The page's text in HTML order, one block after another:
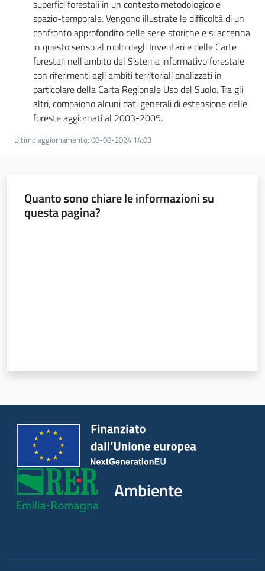
superfici forestali in un contesto metodologico e
spazio-temporale. Vengono illustrate le difficoltà di un
confronto approfondito delle serie storiche e si accenna
in questo senso al ruolo degli Inventari e delle Carte
forestali nell'ambito del Sistema informativo forestale
con riferimenti agli ambiti territoriali analizzati in
particolare della Carta Regionale Uso del Suolo. Tra gli
altri, compaiono alcuni dati generali di estensione delle
foreste aggiornati al 2003-2005.
Ultimo aggiornamento: 08-08-2024 14:03
Quanto sono chiare le informazioni su
questa pagina?
Ambiente